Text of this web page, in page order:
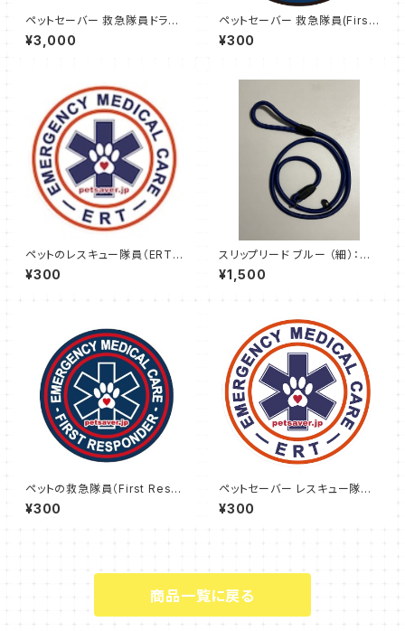
ペットセーバー 救急隊員ドライ
ポロシャツ(First Responder)
サイズ XL
¥3,000
ペットセーバー 救急隊員(First
Responder02) ステッカー
¥300
ペットのレスキュー隊員（ERT0
1）缶バッジ 小
¥300
スリップリード ブルー （細）：ペ
ットのしつけやトレーニングに最
適
¥1,500
ペットの救急隊員（First Resp
onder02）缶バッジ 小
¥300
ペットセーバー レスキュー隊員
(ERT01) ステッカー
¥300
商品一覧に戻る